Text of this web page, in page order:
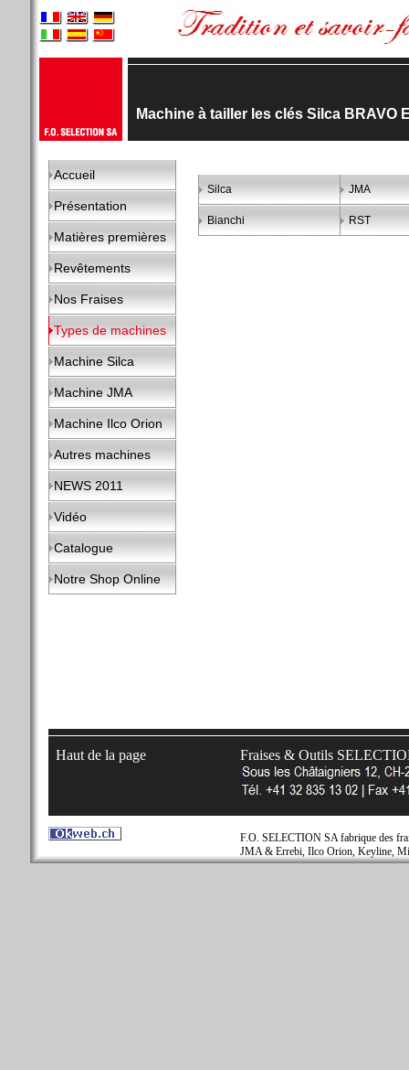
Machine à tailler les clés Silca BRAVO
Accueil
Présentation
Matières premières
Revêtements
Nos Fraises
Types de machines
Machine Silca
Machine JMA
Machine Ilco Orion
Autres machines
NEWS 2011
Vidéo
Catalogue
Notre Shop Online
Silca JMA
Bianchi RST
Haut de la page Fraises & Outils
F.O. SELECTION SA fabrique des
JMA & Errebi, Ilco Orion, Keyline,